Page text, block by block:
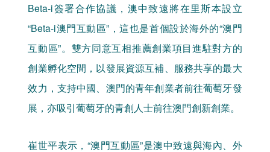
Beta-i簽署合作協議，澳中致遠將在里斯本設立
“Beta-i澳門互動區”，這也是首個設於海外的“澳門
互動區”。雙方同意互相推薦創業項目進駐對方的
創業孵化空間，以發展資源互補、服務共享的最大
效力，支持中國、澳門的青年創業者前往葡萄牙發
展，亦吸引葡萄牙的青創人士前往澳門創新創業。
崔世平表示，“澳門互動區”是澳中致遠與海內、外